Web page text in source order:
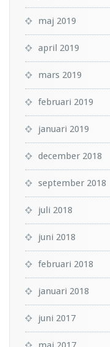
maj 2019
april 2019
mars 2019
februari 2019
januari 2019
december 2018
september 2018
juli 2018
juni 2018
februari 2018
januari 2018
juni 2017